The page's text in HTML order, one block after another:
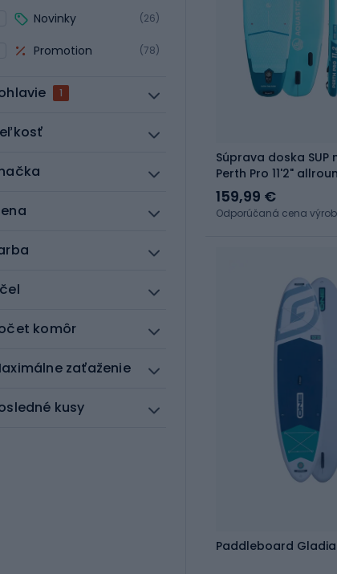
Novinky (26)
Promotion (78)
1
komôr
zaťaženie
kusy
Súprava doska SUP
Perth Pro 11'2"
159,99 €
Odporúčaná cena
Paddleboard